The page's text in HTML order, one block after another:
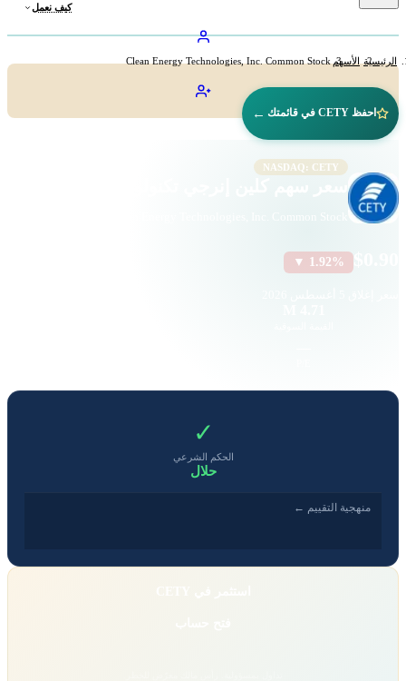
كيف نعمل
الرئيسية الأسهم Clean Energy Technologies, Inc. Common Stock
احفظ CETY في قائمتك ←
NASDAQ: CETY
سعر سهم كلين إنرجي تكنولوجيز (CETY)
Clean Energy Technologies, Inc. Common Stock · الصناعات · ناسداك
▼ 1.92%
✓
الحكم الشرعي
حلال
منهجية التقييم ←